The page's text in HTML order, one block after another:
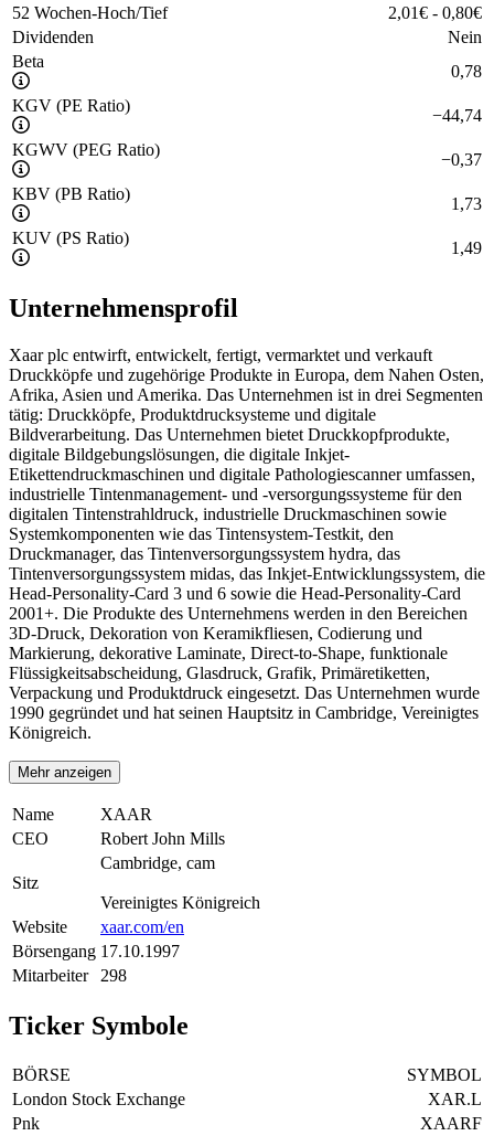
52 Wochen-Hoch/Tief 2,01€ - 0,80€
Dividenden
Nein
Beta
0,78
KGV (PE Ratio)
−44,74
KGWV (PEG Ratio)
−0,37
KBV (PB Ratio)
1,73
KUV (PS Ratio)
1,49
Unternehmensprofil
Xaar plc entwirft, entwickelt, fertigt, vermarktet und verkauft
Druckköpfe und zugehörige Produkte in Europa, dem Nahen Osten,
Afrika, Asien und Amerika. Das Unternehmen ist in drei Segmenten
tätig: Druckköpfe, Produktdrucksysteme und digitale
Bildverarbeitung. Das Unternehmen bietet Druckkopfprodukte,
digitale Bildgebungslösungen, die digitale Inkjet-
Etikettendruckmaschinen und digitale Pathologiescanner umfassen,
industrielle Tintenmanagement- und -versorgungssysteme für den
digitalen Tintenstrahldruck, industrielle Druckmaschinen sowie
Systemkomponenten wie das Tintensystem-Testkit, den
Druckmanager, das Tintenversorgungssystem hydra, das
Tintenversorgungssystem midas, das Inkjet-Entwicklungssystem, die
Head-Personality-Card 3 und 6 sowie die Head-Personality-Card
2001+. Die Produkte des Unternehmens werden in den Bereichen
3D-Druck, Dekoration von Keramikfliesen, Codierung und
Markierung, dekorative Laminate, Direct-to-Shape, funktionale
Flüssigkeitsabscheidung, Glasdruck, Grafik, Primäretiketten,
Verpackung und Produktdruck eingesetzt. Das Unternehmen wurde
1990 gegründet und hat seinen Hauptsitz in Cambridge, Vereinigtes
Königreich.
Mehr anzeigen
Name
XAAR
CEO
Robert John Mills
Sitz
Cambridge, cam
Vereinigtes Königreich
Website
xaar.com/en
Börsengang 17.10.1997
Mitarbeiter
298
Ticker Symbole
BÖRSE
SYMBOL
London Stock Exchange
XAR.L
Pnk
XAARF